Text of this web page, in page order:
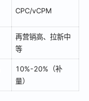
CPC/vCPM
再营销高、拉新中
等
10%-20%（补
量）